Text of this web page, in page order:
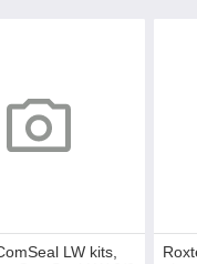
LW kits,